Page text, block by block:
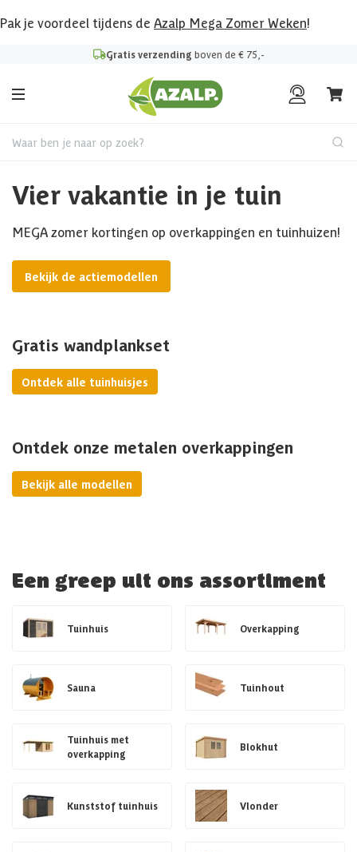
Pak je voordeel tijdens de Azalp Mega Zomer Weken!
Gratis verzending boven de € 75,-
Waar ben je naar op zoek?
Vier vakantie in je tuin
MEGA zomer kortingen op overkappingen en tuinhuizen!
Bekijk de actiemodellen
Gratis wandplankset
Ontdek alle tuinhuisjes
Ontdek onze metalen overkappingen
Bekijk alle modellen
Een greep uit ons assortiment
Tuinhuis Overkapping
Sauna Tuinhout
Tuinhuis met
overkapping
Blokhut
Kunststof tuinhuis Vlonder